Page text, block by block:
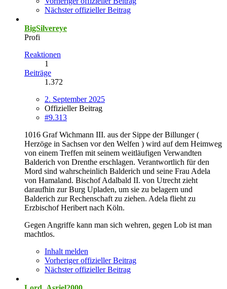
Nächster offizieller Beitrag
BigSilvereye
Profi
Reaktionen
1
Beiträge
1.372
2. September 2025
Offizieller Beitrag
#9.313
1016 Graf Wichmann III. aus der Sippe der Billunger (
Herzöge in Sachsen vor den Welfen ) wird auf dem Heimweg
von einem Treffen mit seinem weitläufigen Verwandten
Balderich von Drenthe erschlagen. Verantwortlich für den
Mord sind wahrscheinlich Balderich und seine Frau Adela
von Hamaland. Bischof Adalbald II. von Utrecht zieht
daraufhin zur Burg Upladen, um sie zu belagern und
Balderich zur Rechenschaft zu ziehen. Adela flieht zu
Erzbischof Heribert nach Köln.
Gegen Angriffe kann man sich wehren, gegen Lob ist man
machtlos.
Inhalt melden
Vorheriger offizieller Beitrag
Nächster offizieller Beitrag